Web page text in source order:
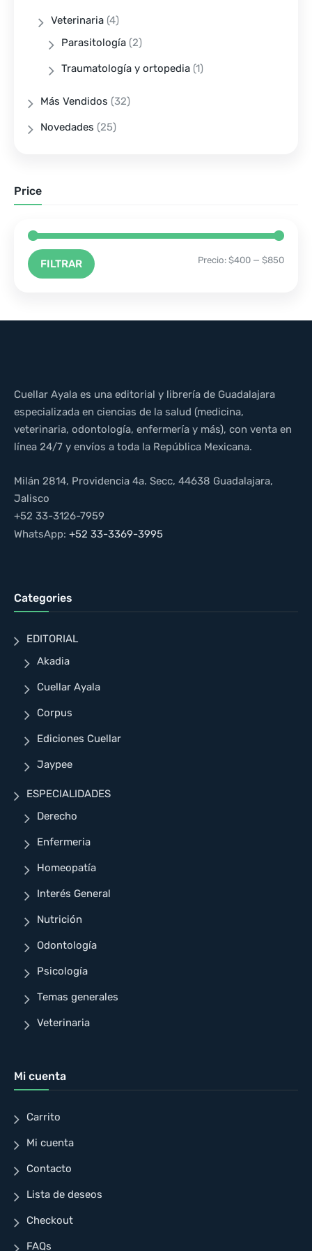
Veterinaria (4)
Parasitología (2)
Traumatología y ortopedia (1)
Más Vendidos (32)
Novedades (25)
Price
FILTRAR Precio: $400 — $850
Cuellar Ayala es una editorial y librería de Guadalajara
especializada en ciencias de la salud (medicina,
veterinaria, odontología, enfermería y más), con venta en
línea 24/7 y envíos a toda la República Mexicana.
Milán 2814, Providencia 4a. Secc, 44638 Guadalajara,
Jalisco
+52 33-3126-7959
WhatsApp: +52 33-3369-3995
Categories
EDITORIAL
Akadia
Cuellar Ayala
Corpus
Ediciones Cuellar
Jaypee
ESPECIALIDADES
Derecho
Enfermeria
Homeopatía
Interés General
Nutrición
Odontología
Psicología
Temas generales
Veterinaria
Mi cuenta
Carrito
Mi cuenta
Contacto
Lista de deseos
Checkout
FAQs